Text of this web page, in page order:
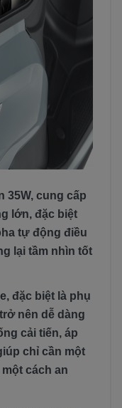
35W, cung cấp
lớn, đặc biệt
tự động điều
lại tầm nhìn tốt
đặc biệt là phụ
nên dễ dàng
cải tiến, áp
chỉ cần một
cách an